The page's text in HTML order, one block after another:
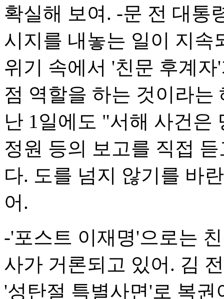
확실해 보여. -문 전 대통
시지를 내놓는 일이 지속
위기 속에서 '친문 후계
점 역할을 하는 것이라는
난 1일에도 "서해 사건은
정원 등의 보고를 직접
다. 도를 넘지 않기를 바
어.
-'포스트 이재명'으로는
사가 거론되고 있어. 김
'성탄절 특별사면'로 복